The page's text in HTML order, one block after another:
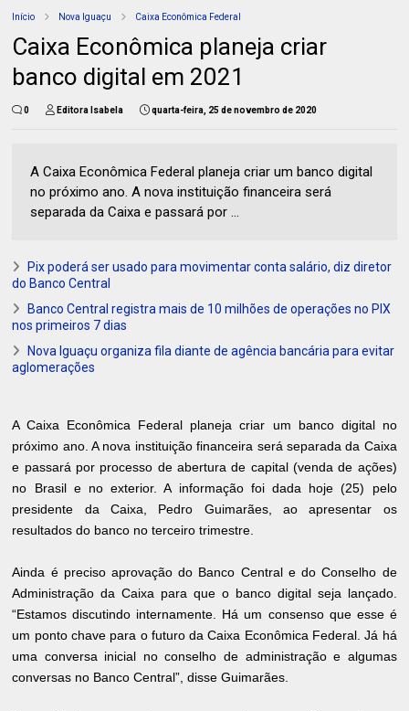
Início Nova Iguaçu Caixa Econômica Federal
Caixa Econômica planeja criar
banco digital em 2021
0 Editora Isabela quarta-feira, 25 de novembro de 2020
A Caixa Econômica Federal planeja criar um banco digital
no próximo ano. A nova instituição financeira será
separada da Caixa e passará por ...
Pix poderá ser usado para movimentar conta salário, diz diretor
do Banco Central
Banco Central registra mais de 10 milhões de operações no PIX
nos primeiros 7 dias
Nova Iguaçu organiza fila diante de agência bancária para evitar
aglomerações
A Caixa Econômica Federal planeja criar um banco digital no
próximo ano. A nova instituição financeira será separada da Caixa
e passará por processo de abertura de capital (venda de ações)
no Brasil e no exterior. A informação foi dada hoje (25) pelo
presidente da Caixa, Pedro Guimarães, ao apresentar os
resultados do banco no terceiro trimestre.
Ainda é preciso aprovação do Banco Central e do Conselho de
Administração da Caixa para que o banco digital seja lançado.
“Estamos discutindo internamente. Há um consenso que esse é
um ponto chave para o futuro da Caixa Econômica Federal. Já há
uma conversa inicial no conselho de administração e algumas
conversas no Banco Central”, disse Guimarães.